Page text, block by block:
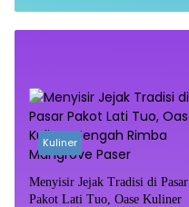
Kuliner
Menyisir Jejak Tradisi di Pasar
Pakot Lati Tuo, Oase Kuliner